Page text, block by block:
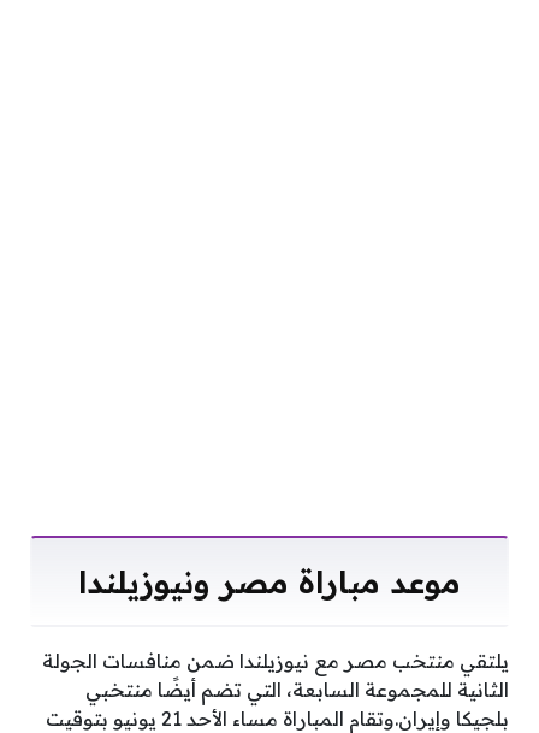
موعد مباراة مصر ونيوزيلندا
يلتقي منتخب مصر مع نيوزيلندا ضمن منافسات الجولة
الثانية للمجموعة السابعة، التي تضم أيضًا منتخبي
بلجيكا وإيران.وتقام المباراة مساء الأحد 21 يونيو بتوقيت